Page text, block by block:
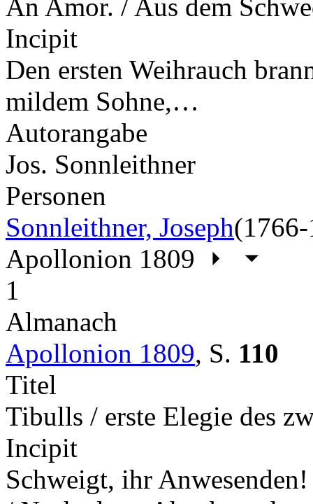
An Amor. / Aus dem
Incipit
Den ersten Weihrauch
mildem Sohne,…
Autorangabe
Jos. Sonnleithner
Personen
Sonnleithner, Joseph
Apollonion 1809
1
Almanach
Apollonion 1809, S. 110
Titel
Tibulls / erste Elegie des
Incipit
Schweigt, ihr